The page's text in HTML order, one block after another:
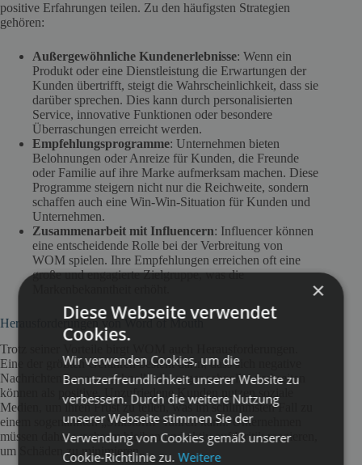
positive Erfahrungen teilen. Zu den häufigsten Strategien
gehören:
Außergewöhnliche Kundenerlebnisse: Wenn ein
Produkt oder eine Dienstleistung die Erwartungen der
Kunden übertrifft, steigt die Wahrscheinlichkeit, dass sie
darüber sprechen. Dies kann durch personalisierten
Service, innovative Funktionen oder besondere
Überraschungen erreicht werden.
Empfehlungsprogramme: Unternehmen bieten
Belohnungen oder Anreize für Kunden, die Freunde
oder Familie auf ihre Marke aufmerksam machen. Diese
Programme steigern nicht nur die Reichweite, sondern
schaffen auch eine Win-Win-Situation für Kunden und
Unternehmen.
Zusammenarbeit mit Influencern: Influencer können
eine entscheidende Rolle bei der Verbreitung von
WOM spielen. Ihre Empfehlungen erreichen oft eine
große und engagierte Zielgruppe, was die
Herausforderungen von Word of Mouth
Trotz seiner Vorteile birgt WOM auch Herausforderungen.
Eine der größten Gefahren besteht darin, dass sich negative
Nachrichten genauso schnell oder sogar schneller verbreiten
können als positive. Unzufriedene Kunden nutzen soziale
Medien, um ihren Frust zu teilen, was im schlimmsten Fall zu
einem sogenannten „Shitstorm“ führen kann. Unternehmen
müssen daher wachsam bleiben und aktiv auf Kritik reagieren,
um Schäden zu minimieren.
×
Diese Webseite verwendet
Cookies.
Wir verwenden Cookies, um die
Benutzerfreundlichkeit unserer Website zu
verbessern. Durch die weitere Nutzung
unserer Webseite stimmen Sie der
Verwendung von Cookies gemäß unserer
Cookie-Richtlinie zu.Weitere